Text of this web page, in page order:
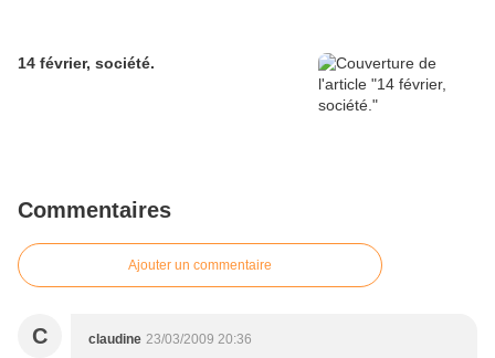
14 février, société.
Commentaires
Ajouter un commentaire
C claudine 23/03/2009 20:36